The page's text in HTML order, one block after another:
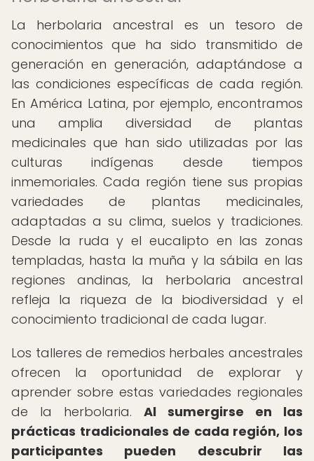
La herbolaria ancestral es un tesoro de
conocimientos que ha sido transmitido de
generación en generación, adaptándose a
las condiciones específicas de cada región.
En América Latina, por ejemplo, encontramos
una amplia diversidad de plantas
medicinales que han sido utilizadas por las
culturas indígenas desde tiempos
inmemoriales. Cada región tiene sus propias
variedades de plantas medicinales,
adaptadas a su clima, suelos y tradiciones.
Desde la ruda y el eucalipto en las zonas
templadas, hasta la muña y la sábila en las
regiones andinas, la herbolaria ancestral
refleja la riqueza de la biodiversidad y el
conocimiento tradicional de cada lugar.
Los talleres de remedios herbales ancestrales
ofrecen la oportunidad de explorar y
aprender sobre estas variedades regionales
de la herbolaria. Al sumergirse en las
prácticas tradicionales de cada región, los
participantes pueden descubrir las